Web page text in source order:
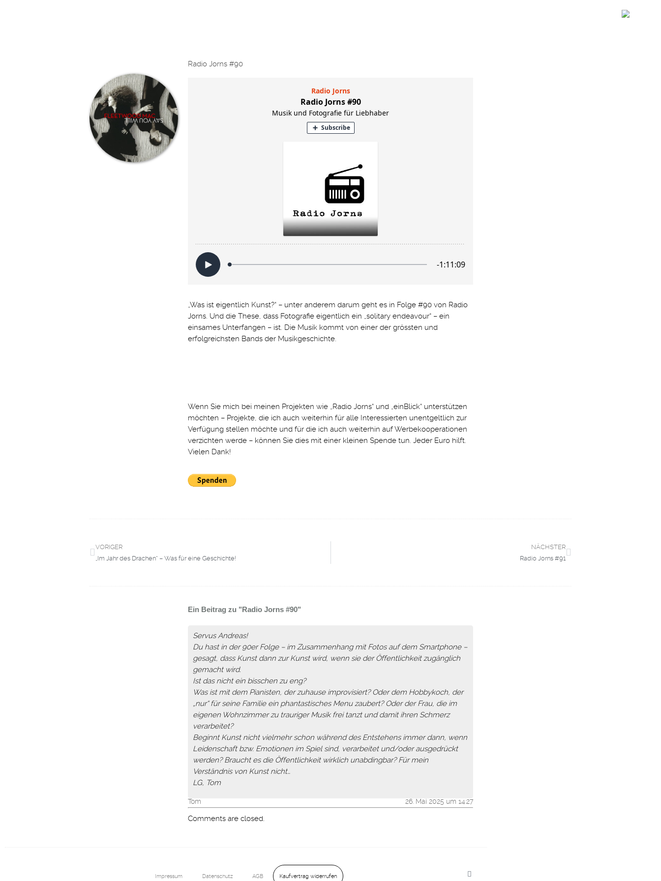
Radio Jorns #90
„Was ist eigentlich Kunst?“ – unter anderem darum geht es in Folge #90 von Radio
Jorns. Und die These, dass Fotografie eigentlich ein „solitary endeavour“ – ein
einsames Unterfangen – ist. Die Musik kommt von einer der grössten und
erfolgreichsten Bands der Musikgeschichte.
Wenn Sie mich bei meinen Projekten wie „Radio Jorns“ und „einBlick“ unterstützen
möchten – Projekte, die ich auch weiterhin für alle Interessierten unentgeltlich zur
Verfügung stellen möchte und für die ich auch weiterhin auf Werbekooperationen
verzichten werde – können Sie dies mit einer kleinen Spende tun. Jeder Euro hilft.
Vielen Dank!
VORIGER
„Im Jahr des Drachen“ – Was für eine Geschichte!
NÄCHSTER
Radio Jorns #91
Ein Beitrag zu "Radio Jorns #90"
Servus Andreas!
Du hast in der 90er Folge – im Zusammenhang mit Fotos auf dem Smartphone –
gesagt, dass Kunst dann zur Kunst wird, wenn sie der Öffentlichkeit zugänglich
gemacht wird.
Ist das nicht ein bisschen zu eng?
Was ist mit dem Pianisten, der zuhause improvisiert? Oder dem Hobbykoch, der
„nur“ für seine Familie ein phantastisches Menu zaubert? Oder der Frau, die im
eigenen Wohnzimmer zu trauriger Musik frei tanzt und damit ihren Schmerz
verarbeitet?
Beginnt Kunst nicht vielmehr schon während des Entstehens immer dann, wenn
Leidenschaft bzw. Emotionen im Spiel sind, verarbeitet und/oder ausgedrückt
werden? Braucht es die Öffentlichkeit wirklich unabdingbar? Für mein
Verständnis von Kunst nicht…
LG, Tom
Tom 26. Mai 2025 um 14:27
Comments are closed.
Impressum Datenschutz AGB Kaufvertrag widerrufen